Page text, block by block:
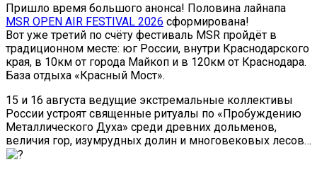
Пришло время большого анонса! Половина лайнапа
MSR OPEN AIR FESTIVAL 2026 сформирована!
Вот уже третий по счёту фестиваль MSR пройдёт в
традиционном месте: юг России, внутри Краснодарского
края, в 10км от города Майкоп и в 120км от Краснодара.
База отдыха «Красный Мост».
15 и 16 августа ведущие экстремальные коллективы
России устроят священные ритуалы по «Пробуждению
Металлического Духа» среди древних дольменов,
величия гор, изумрудных долин и многовековых лесов…